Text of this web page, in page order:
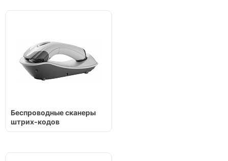
Беспроводные сканеры
штрих-кодов